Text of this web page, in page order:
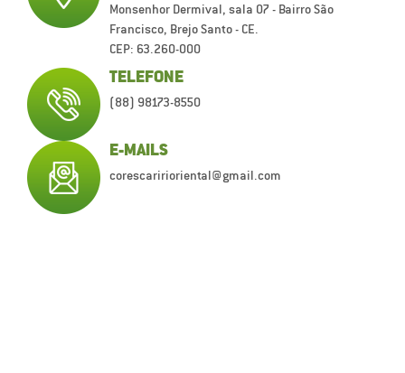
Monsenhor Dermival, sala 07 - Bairro São
Francisco, Brejo Santo - CE.
CEP: 63.260-000
TELEFONE
(88) 98173-8550
E-MAILS
corescaririoriental@gmail.com